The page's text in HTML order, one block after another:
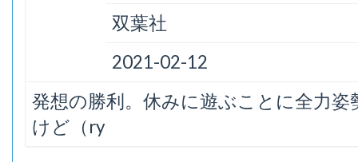
双葉社
2021-02-12
発想の勝利。休みに遊ぶことに全力
けど（ry